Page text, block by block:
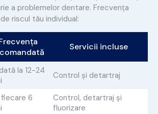
a problemelor dentare. Frecvența
riscul tău individual:
Servicii incluse
la 12-24
Control și detartraj
fiecare 6
Control, detartraj și
fluorizare